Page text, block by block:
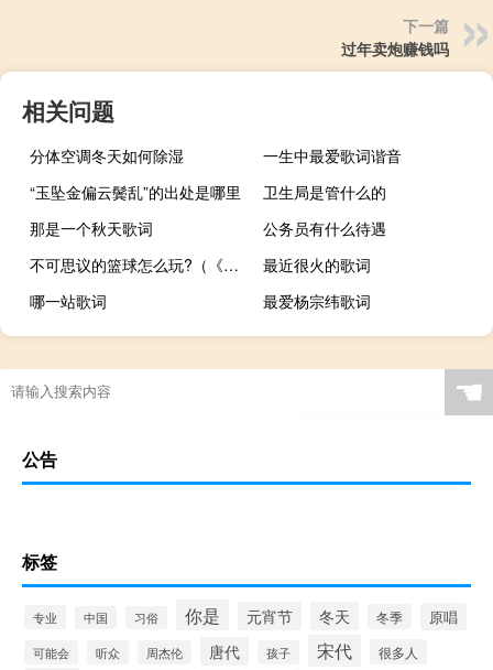
下一篇
过年卖炮赚钱吗
相关问题
分体空调冬天如何除湿
一生中最爱歌词谐音
“玉坠金偏云鬓乱”的出处是哪里
卫生局是管什么的
那是一个秋天歌词
公务员有什么待遇
不可思议的篮球怎么玩?（《不可思议的篮球》评测心得）
最近很火的歌词
哪一站歌词
最爱杨宗纬歌词
☚
公告
标签
专业 中国 习俗 你是 元宵节 冬天 冬季 原唱
可能会 听众 周杰伦 唐代 孩子 宋代 很多人